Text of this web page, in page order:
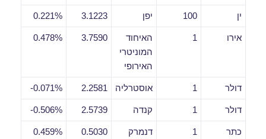
ין 100 יפן 3.1223
0.221%
אירו 1
האיחוד
המוניטרי
האירופי
3.7590
0.478%
דולר 1 אוסטרליה 2.2581
0.071%-
דולר 1 קנדה 2.5739
0.506%-
כתר 1 דנמרק 0.5030
0.459%